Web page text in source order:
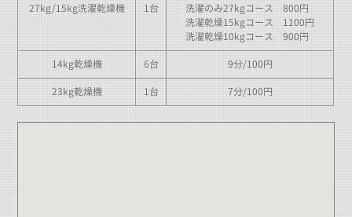
27kg/15kg洗濯乾燥機 1台
洗濯のみ27kgコース 800円
洗濯乾燥15kgコース 1100円
洗濯乾燥10kgコース 900円
14kg乾燥機 6台 9分/100円
23kg乾燥機 1台 7分/100円